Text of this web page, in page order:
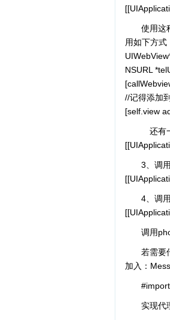
使用这
用如下方式
NSURL
//记得添加
[self.view
还有
3、调
4、调
调用
若需要
加入：
实现代